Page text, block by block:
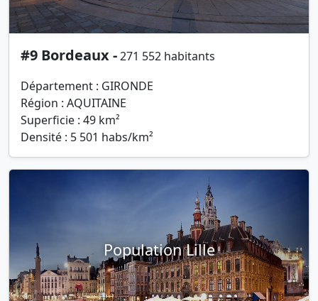
#9 Bordeaux -271 552 habitants
Département : GIRONDE
Région : AQUITAINE
Superficie : 49 km²
Densité : 5 501 habs/km²
Population Lille